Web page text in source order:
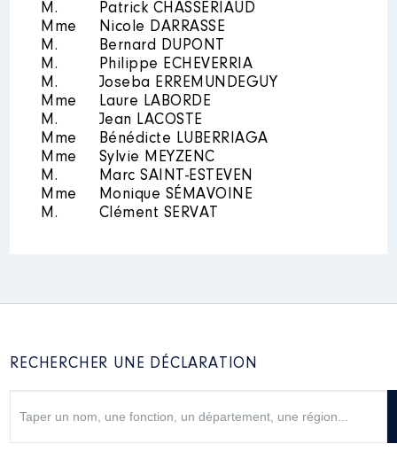
M.
Patrick CHASSERIAUD
Mme
Nicole DARRASSE
M.
Bernard DUPONT
M.
Philippe ECHEVERRIA
M.
Joseba ERREMUNDEGUY
Mme
Laure LABORDE
M.
Jean LACOSTE
Mme
Bénédicte LUBERRIAGA
Mme
Sylvie MEYZENC
M.
Marc SAINT-ESTEVEN
Mme
Monique SÉMAVOINE
M.
Clément SERVAT
RECHERCHER UNE DÉCLARATION